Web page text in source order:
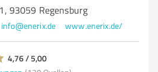
93059 Regensburg
info@enerix.de www.enerix.de/
4,76 / 5,00